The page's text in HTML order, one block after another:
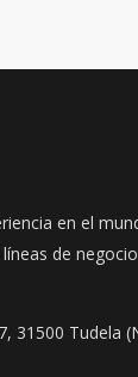
en el
de
31500 Tudela